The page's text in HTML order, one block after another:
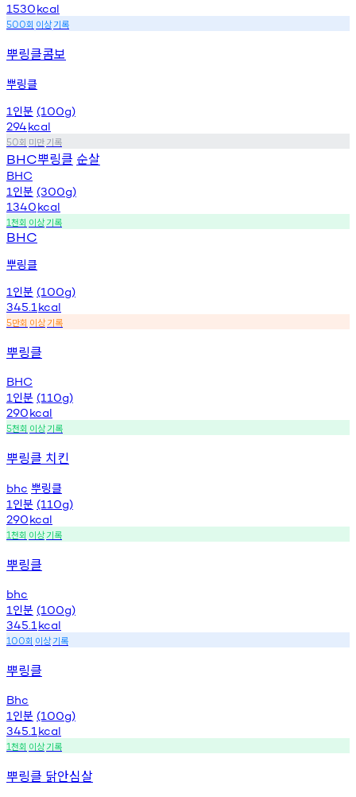
1530kcal
500회 이상기록
뿌링클콤보
뿌링클
1 인분 (100g)
294kcal
50회 미만기록
BHC뿌링클 순살
BHC
1 인분 (300g)
1340kcal
1천회 이상기록
BHC
뿌링클
1 인분 (100g)
345.1 kcal
5만회 이상기록
뿌링클
BHC
1 인분 (110g)
290kcal
5천회 이상기록
뿌링클 치킨
bhc 뿌링클
1 인분 (110g)
290kcal
1천회 이상기록
뿌링클
bhc
1 인분 (100g)
345.1 kcal
100회 이상기록
뿌링클
Bhc
1 인분 (100g)
345.1 kcal
1천회 이상기록
뿌링클 닭안심살